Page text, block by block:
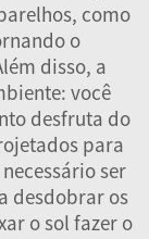
como
o
disso, a
você
desfruta do
para
ser
desdobrar os
o sol fazer o